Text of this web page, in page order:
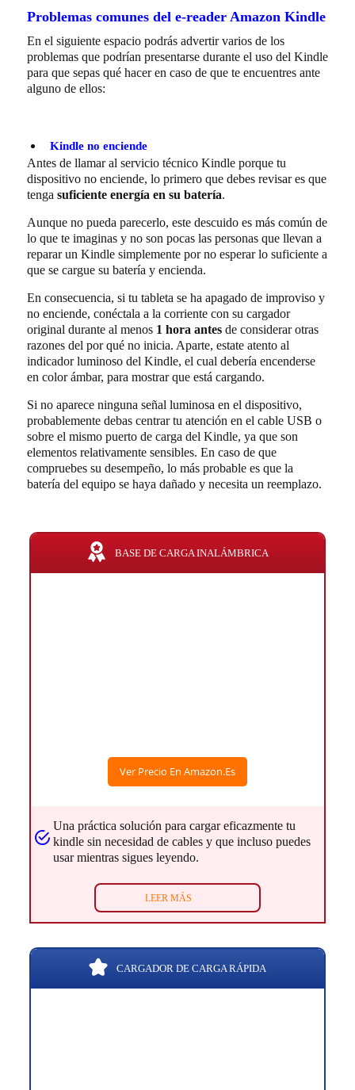
Problemas comunes del e-reader Amazon Kindle
En el siguiente espacio podrás advertir varios de los
problemas que podrían presentarse durante el uso del Kindle
para que sepas qué hacer en caso de que te encuentres ante
alguno de ellos:
Kindle no enciende
Antes de llamar al servicio técnico Kindle porque tu
dispositivo no enciende, lo primero que debes revisar es que
tenga suficiente energía en su batería.
Aunque no pueda parecerlo, este descuido es más común de
lo que te imaginas y no son pocas las personas que llevan a
reparar un Kindle simplemente por no esperar lo suficiente a
que se cargue su batería y encienda.
En consecuencia, si tu tableta se ha apagado de improviso y
no enciende, conéctala a la corriente con su cargador
original durante al menos 1 hora antesde considerar otras
razones del por qué no inicia. Aparte, estate atento al
indicador luminoso del Kindle, el cual debería encenderse
en color ámbar, para mostrar que está cargando.
Si no aparece ninguna señal luminosa en el dispositivo,
probablemente debas centrar tu atención en el cable USB o
sobre el mismo puerto de carga del Kindle, ya que son
elementos relativamente sensibles. En caso de que
compruebes su desempeño, lo más probable es que la
batería del equipo se haya dañado y necesita un reemplazo.
BASE DE CARGA INALÁMBRICA
Ver Precio En Amazon.es
Una práctica solución para cargar eficazmente tu
kindle sin necesidad de cables y que incluso puedes
usar mientras sigues leyendo.
LEER MÁS
CARGADOR DE CARGA RÁPIDA